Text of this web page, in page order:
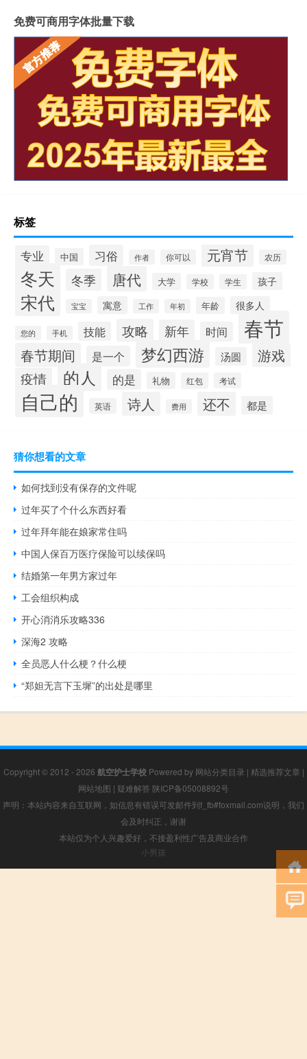
免费可商用字体批量下载
标签
专业 中国 习俗 作者 你可以 元宵节 农历
冬天 冬季 唐代 大学 学校 学生 孩子
宋代 宝宝 寓意 工作 年初 年龄 很多人
您的 手机 技能 攻略 新年 时间 春节
春节期间 是一个 梦幻西游 汤圆 游戏
疫情 的人 的是 礼物 红包 考试
自己的 英语 诗人 费用 还不 都是
猜你想看的文章
如何找到没有保存的文件呢
过年买了个什么东西好看
过年拜年能在娘家常住吗
中国人保百万医疗保险可以续保吗
结婚第一年男方家过年
工会组织构成
开心消消乐攻略336
深海2 攻略
全员恶人什么梗？什么梗
“郑妲无言下玉墀”的出处是哪里
Copyright © 2012 - 2026 航空护士学校Powered by 网站分类目录 | 精选推荐文章 |
网站地图 | 疑难解答 陕ICP备05008892号
声明：本站内容来自互联网，如信息有错误可发邮件到f_fb#foxmail.com说明，我们
会及时纠正，谢谢
本站仅为个人兴趣爱好，不接盈利性广告及商业合作
小男孩